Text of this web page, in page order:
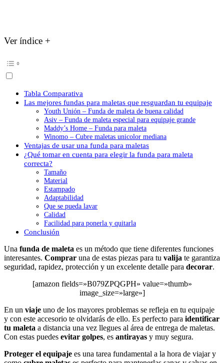
Ver índice +
Tabla Comparativa
Las mejores fundas para maletas que resguardan tu equipaje
Youth Unión – Funda de maleta de buena calidad
Asiv – Funda de maleta especial para equipaje grande
Maddy’s Home – Funda para maleta
Winomo – Cubre maletas unicolor mediana
Ventajas de usar una funda para maletas
¿Qué tomar en cuenta para elegir la funda para maleta
correcta?
Tamaño
Material
Estampado
Adaptabilidad
Que se pueda lavar
Calidad
Facilidad para ponerla y quitarla
Conclusión
Una funda de maleta es un método que tiene diferentes funciones
interesantes. Comprar una de estas piezas para tu valija te garantiza
seguridad, rapidez, protección y un excelente detalle para decorar.
[amazon fields=»B079ZPQGPH» value=»thumb»
image_size=»large»]
En un viaje uno de los mayores problemas se refleja en tu equipaje
y con este accesorio te olvidarás de ello. Es perfecto para identificar
tu maleta a distancia una vez llegues al área de entrega de maletas.
Con estas puedes evitar golpes, es antirayas y muy segura.
Proteger el equipaje es una tarea fundamental a la hora de viajar y